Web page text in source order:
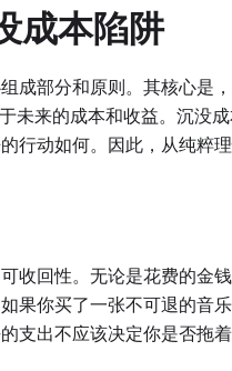
成本陷阱
成部分和原则。其核心是
未来的成本和收益。沉没
动如何。因此，从纯粹
收回性。无论是花费的金
果你买了一张不可退的音
出不应该决定你是否拖着